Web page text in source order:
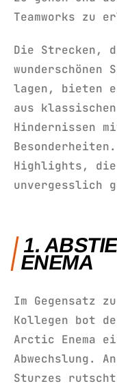
Teamworks zu
Die Strecken,
wunderschönen
lagen, bieten
aus klassischen
Hindernissen
Highlights,
unvergesslich
1.
ENEMA
Im Gegensatz
Kollegen bot
Arctic Enema
Abwechslung.
Sturzes